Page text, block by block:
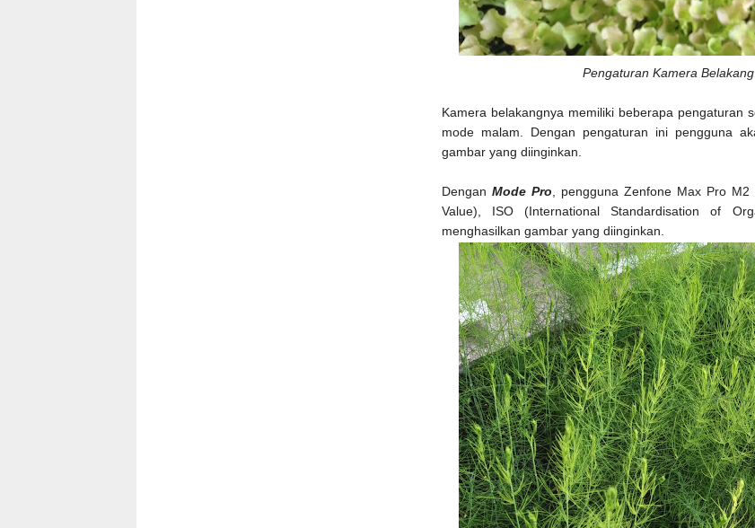
Pengaturan Kamera
Kamera belakangnya memiliki beberapa pengaturan
mode malam. Dengan pengaturan ini pengguna
gambar yang diinginkan.
Dengan Mode Pro , pengguna Zenfone Max Pro
Value), ISO (International Standardisation of
menghasilkan gambar yang diinginkan.